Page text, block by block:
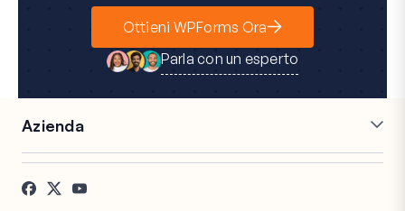
Ottieni WPForms Ora
Parla con un esperto
Azienda
Carriere
Testimonianze
Affiliati